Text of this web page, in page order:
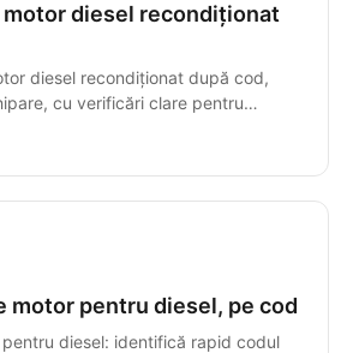
motor diesel recondiționat
diesel recondiționat după cod,
cu verificări clare pentru
motor pentru diesel, pe cod
diesel: identifică rapid codul